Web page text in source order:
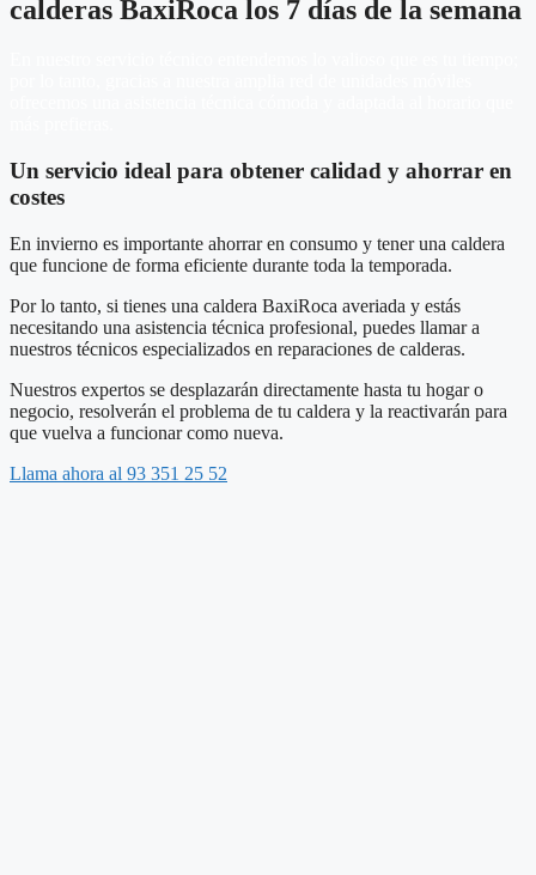
calderas BaxiRoca los 7 días de la semana
Un servicio ideal para obtener calidad y ahorrar en
costes
En invierno es importante ahorrar en consumo y tener una caldera
que funcione de forma eficiente durante toda la temporada.
Por lo tanto, si tienes una caldera BaxiRoca averiada y estás
necesitando una asistencia técnica profesional, puedes llamar a
nuestros técnicos especializados en reparaciones de calderas.
Nuestros expertos se desplazarán directamente hasta tu hogar o
negocio, resolverán el problema de tu caldera y la reactivarán para
que vuelva a funcionar como nueva.
Llama ahora al 93 351 25 52